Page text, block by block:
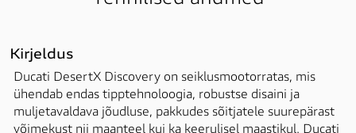
Kirjeldus
Ducati DesertX Discovery on seiklusmootorratas, mis
ühendab endas tipptehnoloogia, robustse disaini ja
muljetavaldava jõudluse, pakkudes sõitjatele suurepärast
võimekust nii maanteel kui ka keerulisel maastikul. Ducati